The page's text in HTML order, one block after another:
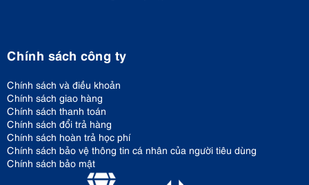
Chính sách công ty
Chính sách và điều khoản
Chính sách giao hàng
Chính sách thanh toán
Chính sách đổi trả hàng
Chính sách hoàn trả học phí
Chính sách bảo vệ thông tin cá nhân của người tiêu dùng
Chính sách bảo mật